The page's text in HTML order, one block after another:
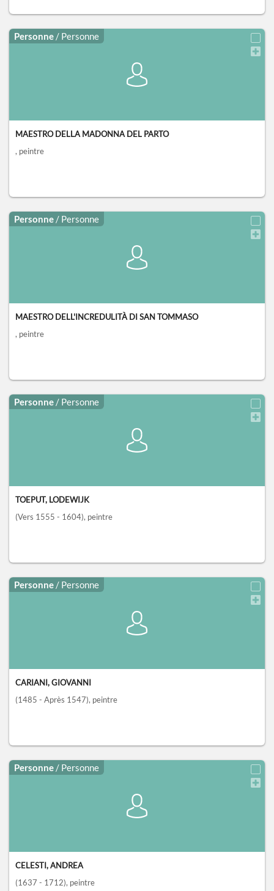
Personne / Personne
MAESTRO DELLA MADONNA DEL PARTO
, peintre
Personne / Personne
MAESTRO DELL'INCREDULITÀ DI SAN TOMMASO
, peintre
Personne / Personne
TOEPUT, LODEWIJK
(Vers 1555 - 1604), peintre
Personne / Personne
CARIANI, GIOVANNI
(1485 - Après 1547), peintre
Personne / Personne
CELESTI, ANDREA
(1637 - 1712), peintre